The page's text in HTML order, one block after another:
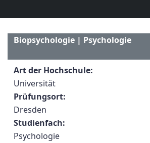
Biopsychologie | Psychologie
Art der Hochschule:
Universität
Prüfungsort:
Dresden
Studienfach:
Psychologie